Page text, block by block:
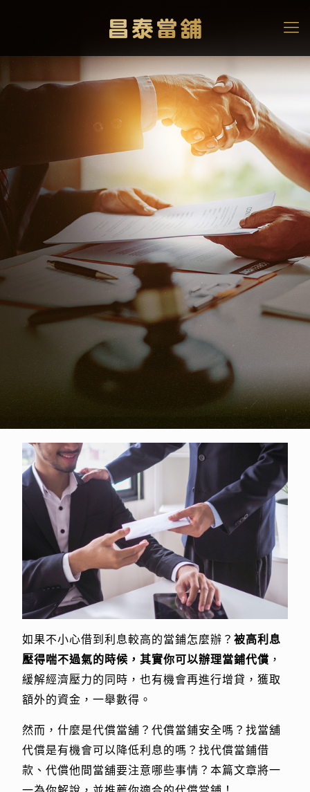
當鋪代償是什麼？安全
嗎？找代償當舖代償轉貸
降息，要注意什麼？
高雄當舖 當舖知識文章 >
當鋪代償是什麼？安全嗎？找代償當
舖代償轉貸降息，要注意什麼？
如果不小心借到利息較高的當鋪怎麼辦？被高利息
壓得喘不過氣的時候，其實你可以辦理當鋪代償 ，
緩解經濟壓力的同時，也有機會再進行增貸，獲取
額外的資金，一舉數得。
然而，什麼是代償當舖？代償當鋪安全嗎？找當舖
代償是有機會可以降低利息的嗎？找代償當鋪借
款、代償他間當舖要注意哪些事情？本篇文章將一